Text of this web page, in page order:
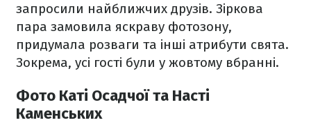
запросили найближчих друзів. Зіркова
пара замовила яскраву фотозону,
придумала розваги та інші атрибути свята.
Зокрема, усі гості були у жовтому вбранні.
Фото Каті Осадчої та Насті
Каменських